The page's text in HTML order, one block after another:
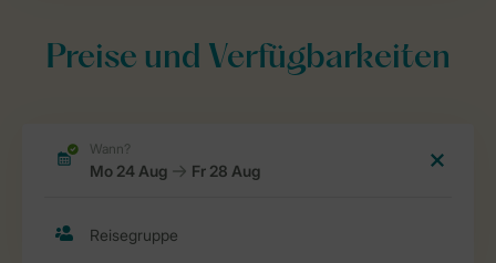
Preise und Verfügbarkeiten